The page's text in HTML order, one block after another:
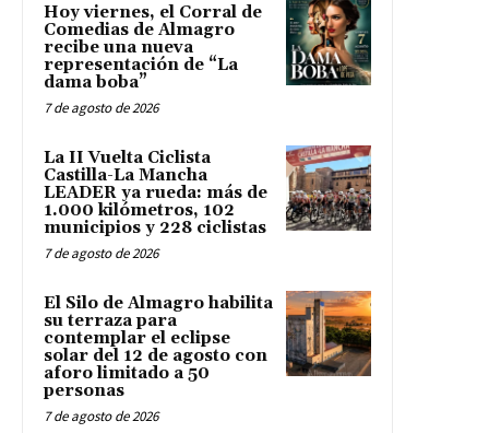
Hoy viernes, el Corral de
Comedias de Almagro
recibe una nueva
representación de “La
dama boba”
7 de agosto de 2026
La II Vuelta Ciclista
Castilla-La Mancha
LEADER ya rueda: más de
1.000 kilómetros, 102
municipios y 228 ciclistas
7 de agosto de 2026
El Silo de Almagro habilita
su terraza para
contemplar el eclipse
solar del 12 de agosto con
aforo limitado a 50
personas
7 de agosto de 2026